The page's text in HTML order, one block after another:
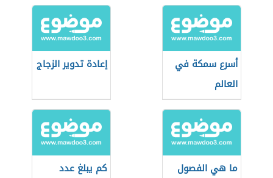
أسرع سمكة في
العالم
إعادة تدوير الزجاج
ما هي الفصول
كم يبلغ عدد